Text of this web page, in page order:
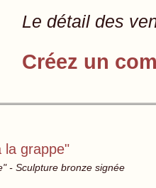
Le détail des
Créez un
la grappe"
- Sculpture bronze signée